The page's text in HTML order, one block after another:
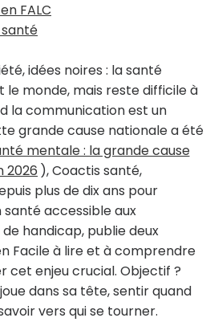
FALC
idées noires : la santé
monde, mais reste difficile à
la communication est un
grande cause nationale a été
mentale : la grande cause
2026 ), Coactis santé,
plus de dix ans pour
accessible aux
handicap, publie deux
Facile à lire et à comprendre
cet enjeu crucial. Objectif ?
dans sa tête, sentir quand
vers qui se tourner.